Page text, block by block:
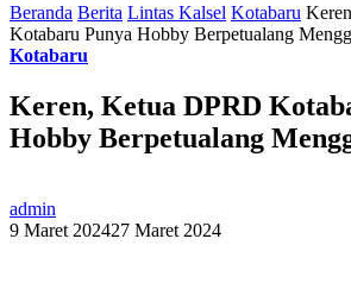
Beranda Berita Lintas Kalsel Kotabaru
Kotabaru Punya Hobby Berpetualang
Kotabaru
Keren, Ketua DPRD
Hobby Berpetualang
admin
9 Maret 202427 Maret 2024